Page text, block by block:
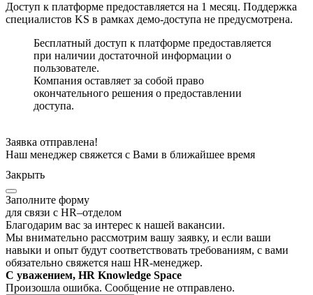
Доступ к платформе предоставляется на 1 месяц. Поддержка
специалистов KS в рамках демо-доступа не предусмотрена.
Бесплатный доступ к платформе предоставляется
при наличии достаточной информации о
пользователе.
Компания оставляет за собой право
окончательного решения о предоставлении
доступа.
Заявка отправлена!
Наш менеджер свяжется с Вами в ближайшее время
Закрыть
Заполните форму
для связи с HR–отделом
Благодарим вас за интерес к нашей вакансии.
Мы внимательно рассмотрим вашу заявку, и если ваши
навыки и опыт будут соответствовать требованиям, с вами
обязательно свяжется наш HR-менеджер.
С уважением, HR Knowledge Space
Произошла ошибка. Сообщение не отправлено.